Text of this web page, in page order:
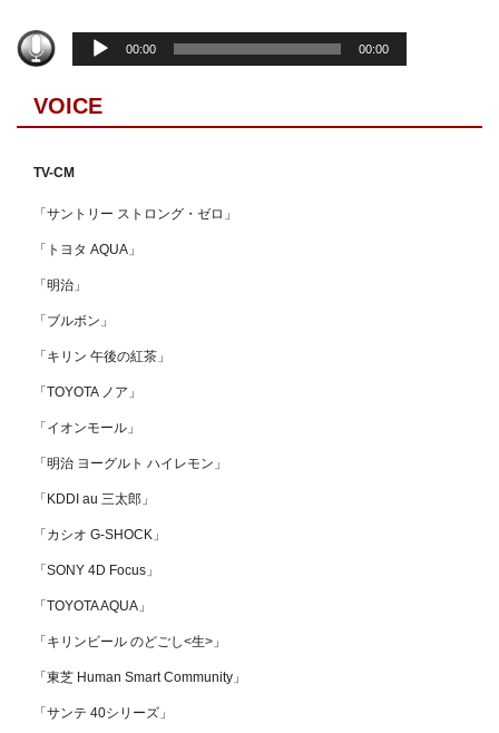
声
レ
ー
00:00 00:00
VOICE
TV-CM
「サントリー ストロング・ゼロ」
「トヨタ AQUA」
「明治」
「ブルボン」
「キリン 午後の紅茶」
「TOYOTA ノア」
「イオンモール」
「明治 ヨーグルト ハイレモン」
「KDDI au 三太郎」
「カシオ G-SHOCK」
「SONY 4D Focus」
「TOYOTA AQUA」
「キリンビール のどごし<生>」
「東芝 Human Smart Community」
「サンテ 40シリーズ」